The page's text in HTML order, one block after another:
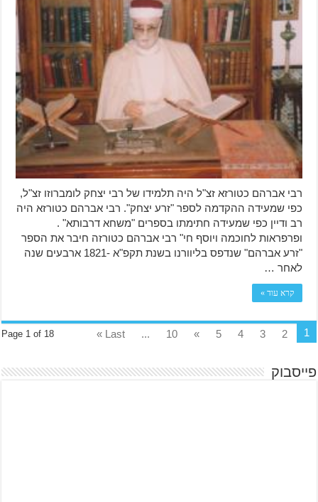
רבי אברהם כטורזא זצ"ל היה תלמידו של רבי יצחק לומברוזו זצ"ל,
כפי שמעידה ההקדמה לספר "זרע יצחק". רבי אברהם כטורזא היה
רב ודיין כפי שמעידה חתימתו בספרים "משחא דרבותא" .
ופרפראות לחוכמה ויוסף חי" רבי אברהם כטורזה חיבר את הספר
"זרע אברהם" שנדפס בליוורנו בשנת תקפ"א -1821 ארבעים שנה
לאחר …
קרא עוד »
Page 1 of 18 1
2
3
4
5
»
10
...
Last »
פייסבוק